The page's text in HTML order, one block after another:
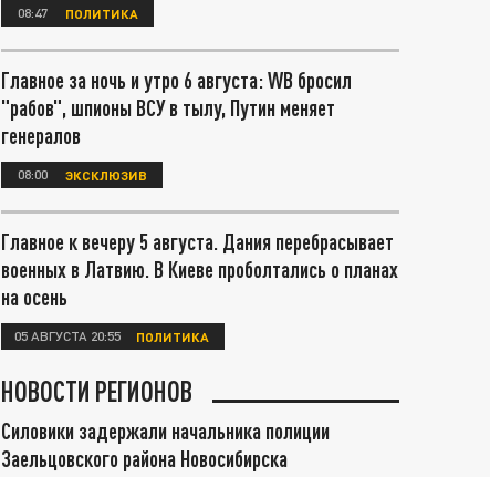
08:47 ПОЛИТИКА
Главное за ночь и утро 6 августа: WB бросил
"рабов", шпионы ВСУ в тылу, Путин меняет
генералов
08:00 ЭКСКЛЮЗИВ
Главное к вечеру 5 августа. Дания перебрасывает
военных в Латвию. В Киеве проболтались о планах
на осень
05 АВГУСТА 20:55 ПОЛИТИКА
НОВОСТИ РЕГИОНОВ
Силовики задержали начальника полиции
Заельцовского района Новосибирска